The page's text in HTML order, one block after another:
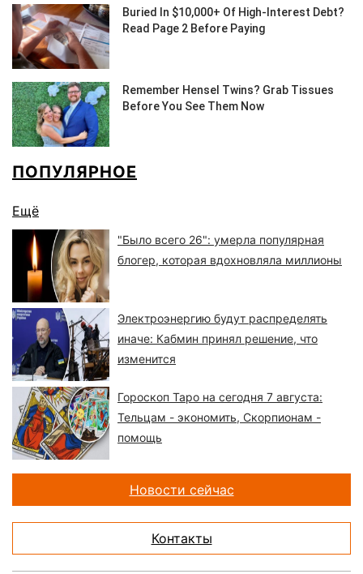
ПОПУЛЯРНОЕ
Ещё
"Было всего 26": умерла популярная
блогер, которая вдохновляла миллионы
Электроэнергию будут распределять
иначе: Кабмин принял решение, что
изменится
Гороскоп Таро на сегодня 7 августа:
Тельцам - экономить, Скорпионам -
помощь
Новости сейчас
Контакты